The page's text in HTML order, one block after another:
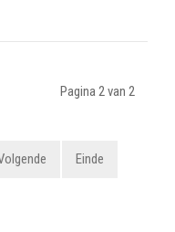
Pagina 2 van 2
Einde